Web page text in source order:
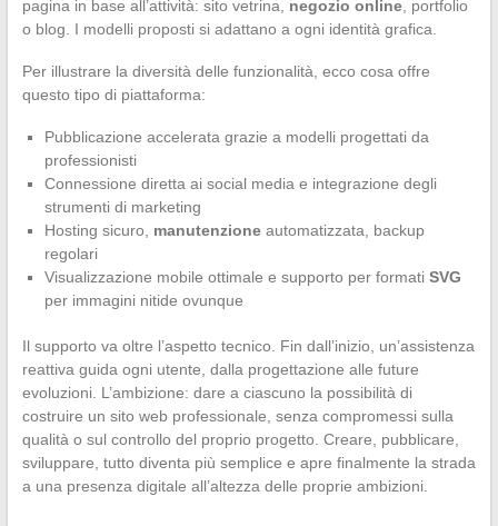
pagina in base all’attività: sito vetrina, negozio online, portfolio
o blog. I modelli proposti si adattano a ogni identità grafica.
Per illustrare la diversità delle funzionalità, ecco cosa offre
questo tipo di piattaforma:
Pubblicazione accelerata grazie a modelli progettati da
professionisti
Connessione diretta ai social media e integrazione degli
strumenti di marketing
Hosting sicuro, manutenzioneautomatizzata, backup
regolari
Visualizzazione mobile ottimale e supporto per formati SVG
per immagini nitide ovunque
Il supporto va oltre l’aspetto tecnico. Fin dall’inizio, un’assistenza
reattiva guida ogni utente, dalla progettazione alle future
evoluzioni. L’ambizione: dare a ciascuno la possibilità di
costruire un sito web professionale, senza compromessi sulla
qualità o sul controllo del proprio progetto. Creare, pubblicare,
sviluppare, tutto diventa più semplice e apre finalmente la strada
a una presenza digitale all’altezza delle proprie ambizioni.